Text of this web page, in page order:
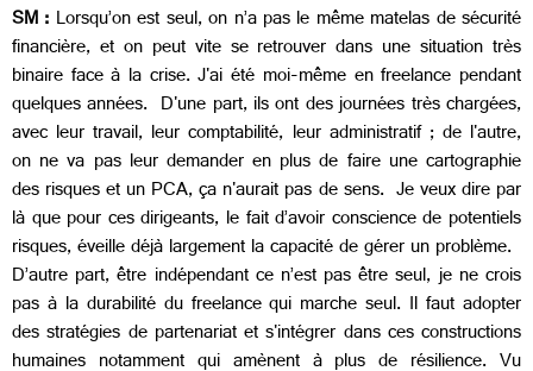
SM : Lorsqu’on est seul, on n’a pas le même matelas de sécurité
financière, et on peut vite se retrouver dans une situation très
binaire face à la crise. J'ai été moi-même en freelance pendant
quelques années. D'une part, ils ont des journées très chargées,
avec leur travail, leur comptabilité, leur administratif ; de l'autre,
on ne va pas leur demander en plus de faire une cartographie
des risques et un PCA, ça n'aurait pas de sens. Je veux dire par
là que pour ces dirigeants, le fait d’avoir conscience de potentiels
risques, éveille déjà largement la capacité de gérer un problème.
D’autre part, être indépendant ce n’est pas être seul, je ne crois
pas à la durabilité du freelance qui marche seul. Il faut adopter
des stratégies de partenariat et s'intégrer dans ces constructions
humaines notamment qui amènent à plus de résilience. Vu